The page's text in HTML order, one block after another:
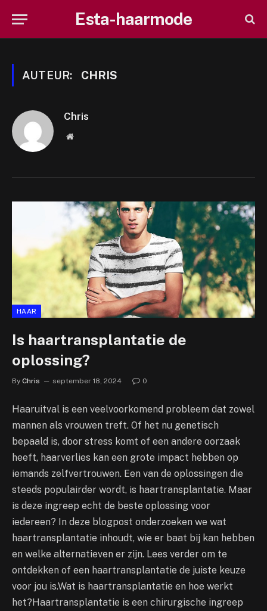
Esta-haarmode
AUTEUR: CHRIS
Chris
Website
HAAR
Is haartransplantatie de
oplossing?
By Chris september 18, 2024 0
Haaruitval is een veelvoorkomend probleem dat zowel
mannen als vrouwen treft. Of het nu genetisch
bepaald is, door stress komt of een andere oorzaak
heeft, haarverlies kan een grote impact hebben op
iemands zelfvertrouwen. Een van de oplossingen die
steeds populairder wordt, is haartransplantatie. Maar
is deze ingreep echt de beste oplossing voor
iedereen? In deze blogpost onderzoeken we wat
haartransplantatie inhoudt, wie er baat bij kan hebben
en welke alternatieven er zijn. Lees verder om te
ontdekken of een haartransplantatie de juiste keuze
voor jou is.Wat is haartransplantatie en hoe werkt
het?Haartransplantatie is een chirurgische ingreep